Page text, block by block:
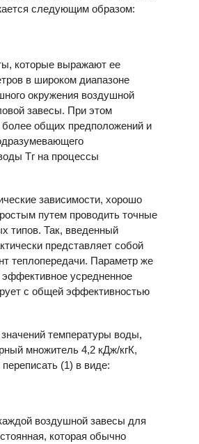
следующим образом:
которые выражают ее
в широком диапазоне
окружения воздушной
завесы. При этом
общих предположений и
Тг на процессы
зависимости, хорошо
путем проводить точные
типов. Так, введенный
представляет собой
теплопередачи. Параметр же
усредненное
с общей эффективностью
температуры воды,
множитель 4,2 кДж/кгК,
(1) в виде:
воздушной завесы для
которая обычно